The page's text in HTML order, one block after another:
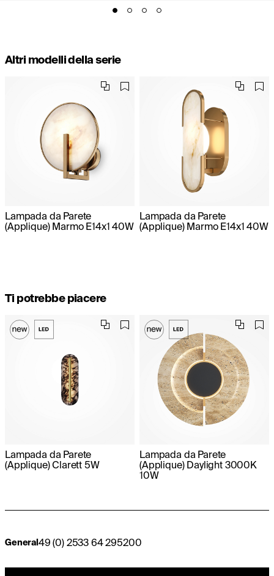
Altri modelli della serie
Lampada da Parete
(Applique) Marmo E14x1 40W
Lampada da Parete
(Applique) Marmo E14x1 40W
Ti potrebbe piacere
Lampada da Parete
(Applique) Clarett 5W
Lampada da Parete
(Applique) Daylight 3000K
10W
General 49 (0) 2533 64 295200